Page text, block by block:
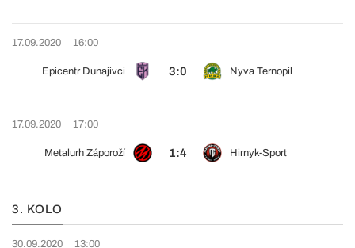
17.09.2020 16:00
Epicentr Dunajivci 3:0 Nyva Ternopil
17.09.2020 17:00
Metalurh Záporoží 1:4 Hirnyk-Sport
3. KOLO
30.09.2020 13:00